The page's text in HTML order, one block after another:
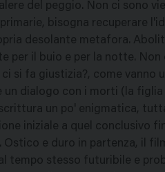
del peggio. Non ci sono
bisogna recuperare
desolante metafora.
per il buio e per la notte.
si fa giustizia?, come vanno
un dialogo con i morti (la
un po' enigmatica,
iniziale a quel conclusivo
Ostico e duro in partenza, il
tempo stesso futuribile e